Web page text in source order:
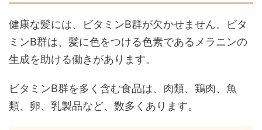
健康な髪には、ビタミンB群が欠かせません。ビタ
ミンB群は、髪に色をつける色素であるメラニンの
生成を助ける働きがあります。
ビタミンB群を多く含む食品は、肉類、鶏肉、魚
類、卵、乳製品など、数多くあります。